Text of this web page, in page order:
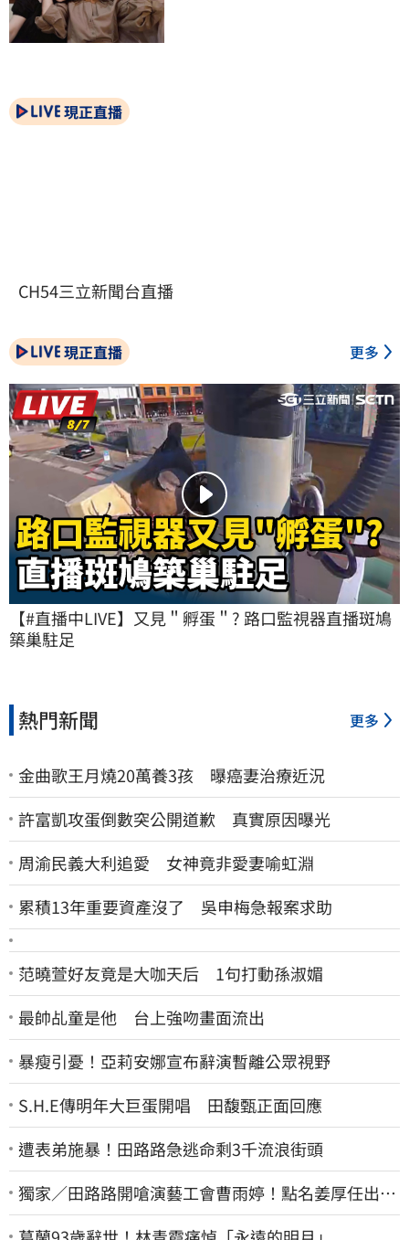
現正直播
CH54三立新聞台直播
現正直播 更多
【#直播中LIVE】又見＂孵蛋＂? 路口監視器直播斑鳩
築巢駐足
熱門新聞 更多
金曲歌王月燒20萬養3孩 曝癌妻治療近況
許富凱攻蛋倒數突公開道歉 真實原因曝光
周渝民義大利追愛 女神竟非愛妻喻虹淵
累積13年重要資產沒了 吳申梅急報案求助
范曉萱好友竟是大咖天后 1句打動孫淑媚
最帥乩童是他 台上強吻畫面流出
暴瘦引憂！亞莉安娜宣布辭演暫離公眾視野
S.H.E傳明年大巨蛋開唱 田馥甄正面回應
遭表弟施暴！田路路急逃命剩3千流浪街頭
獨家／田路路開嗆演藝工會曹雨婷！點名姜厚任出
來 他16字回應了